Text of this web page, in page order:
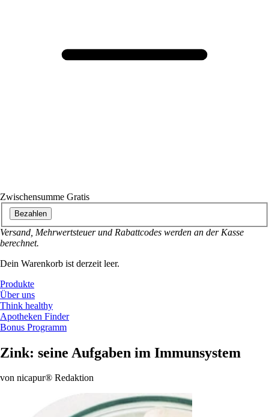
Zwischensumme Gratis
Bezahlen
Versand, Mehrwertsteuer und Rabattcodes werden an der Kasse
berechnet.
Dein Warenkorb ist derzeit leer.
Produkte
Über uns
Think healthy
Apotheken Finder
Bonus Programm
Zink: seine Aufgaben im Immunsystem
von nicapur® Redaktion